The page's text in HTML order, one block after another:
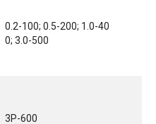
0.2-100; 0.5-200; 1.0-40
0; 3.0-500
3P-600